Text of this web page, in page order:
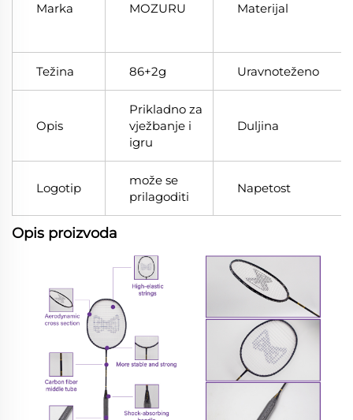
Marka MOZURU Materijal
Težina 86+2g Uravnoteženo
Opis
Prikladno za
vježbanje i
igru
Duljina
Logotip
može se
prilagoditi
Napetost
Opis proizvoda